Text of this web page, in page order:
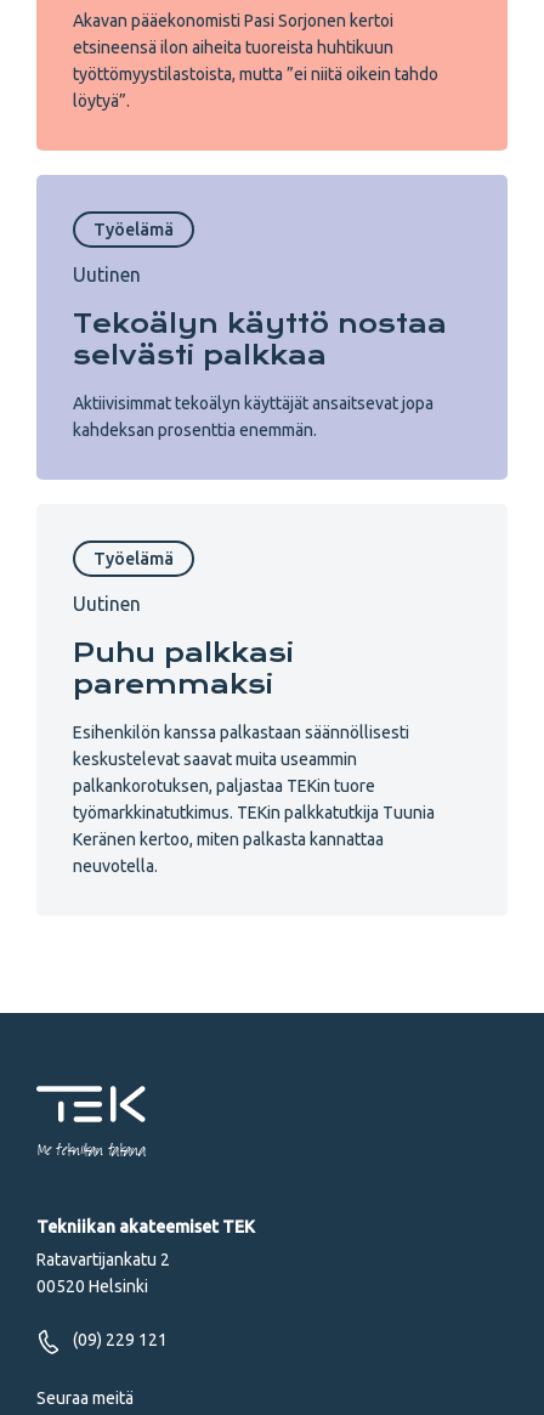
Akavan pääekonomisti Pasi Sorjonen kertoi
etsineensä ilon aiheita tuoreista huhtikuun
työttömyystilastoista, mutta ”ei niitä oikein tahdo
löytyä”.
Työelämä
Uutinen
Tekoälyn käyttö nostaa
selvästi palkkaa
Aktiivisimmat tekoälyn käyttäjät ansaitsevat jopa
kahdeksan prosenttia enemmän.
Työelämä
Uutinen
Puhu palkkasi
paremmaksi
Esihenkilön kanssa palkastaan säännöllisesti
keskustelevat saavat muita useammin
palkankorotuksen, paljastaa TEKin tuore
työmarkkinatutkimus. TEKin palkkatutkija Tuunia
Keränen kertoo, miten palkasta kannattaa
neuvotella.
Me tekniikan takana
Tekniikan akateemiset TEK
Ratavartijankatu 2
00520 Helsinki
(09) 229 121
Seuraa meitä